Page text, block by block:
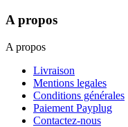
A propos
A propos
Livraison
Mentions legales
Conditions générales
Paiement Payplug
Contactez-nous